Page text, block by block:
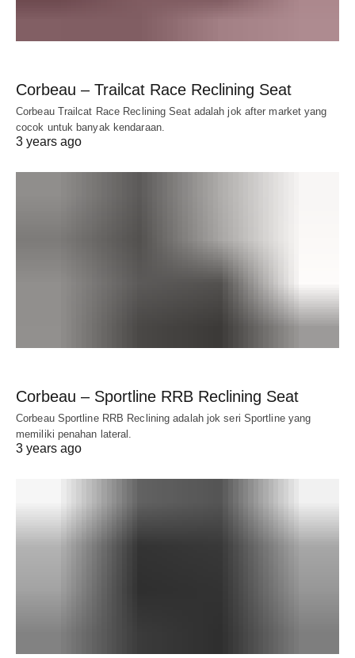
Corbeau – Trailcat Race Reclining Seat
Corbeau Trailcat Race Reclining Seat adalah jok after market yang
cocok untuk banyak kendaraan.
3 years ago
Corbeau – Sportline RRB Reclining Seat
Corbeau Sportline RRB Reclining adalah jok seri Sportline yang
memiliki penahan lateral.
3 years ago